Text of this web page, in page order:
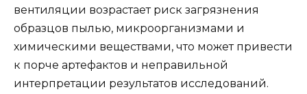
вентиляции возрастает риск загрязнения
образцов пылью, микроорганизмами и
химическими веществами, что может привести
к порче артефактов и неправильной
интерпретации результатов исследований.